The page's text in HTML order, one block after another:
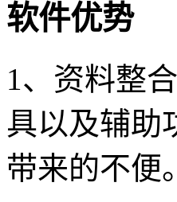
软件优势
1、资料整
具以及辅助
带来的不便。